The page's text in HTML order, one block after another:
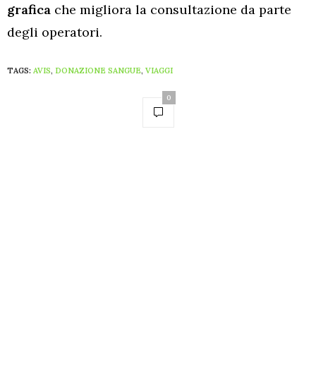
grafica che migliora la consultazione da parte
degli operatori.
TAGS: AVIS, DONAZIONE SANGUE, VIAGGI
0